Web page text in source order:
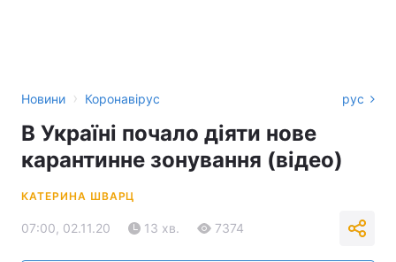
Новини › Коронавірус рус
В Україні почало діяти нове
карантинне зонування (відео)
КАТЕРИНА ШВАРЦ
07:00, 02.11.20 13 хв. 7374